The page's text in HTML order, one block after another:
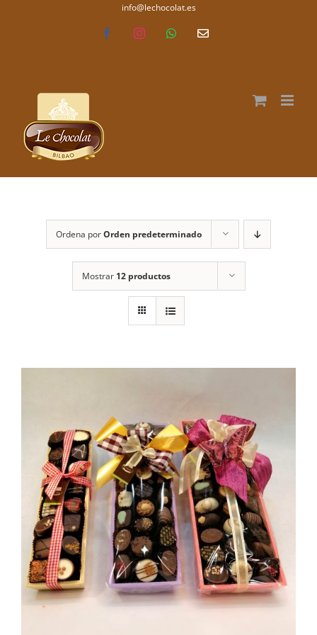
info@lechocolat.es
FacebookInstagramWhatsAppCorreo
Ordena porOrden predeterminado
Mostrar 12 productos